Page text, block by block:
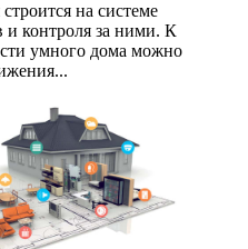
на системе
и контроля за ними. К
умного дома можно